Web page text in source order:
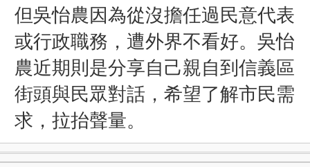
但吳怡農因為從沒擔任過民意代表
或行政職務，遭外界不看好。吳怡
農近期則是分享自己親自到信義區
街頭與民眾對話，希望了解市民需
求，拉抬聲量。